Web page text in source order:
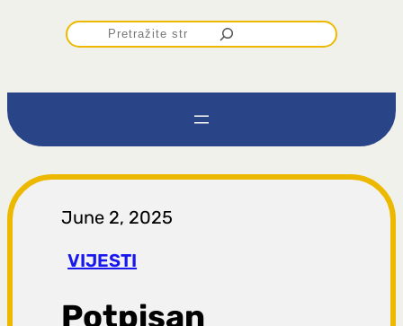
P
r
t
r
a
g
June 2, 2025
VIJESTI
Potpisan